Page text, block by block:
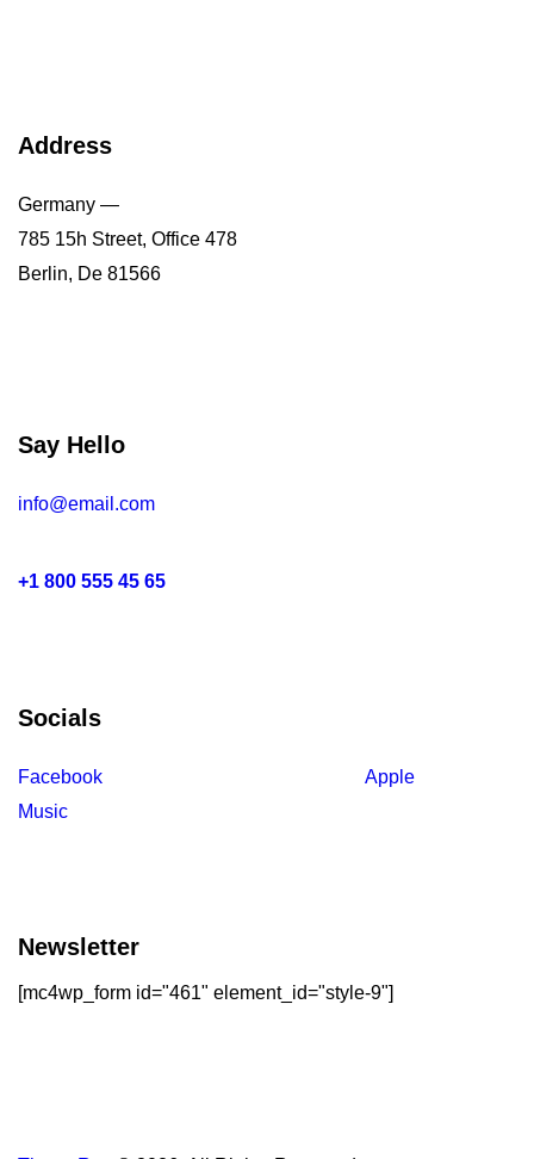
Address
Germany —
785 15h Street, Office 478
Berlin, De 81566
Say Hello
info@email.com
+1 800 555 45 65
Socials
Facebook
Apple
Music
Newsletter
[mc4wp_form id="461" element_id="style-9"]